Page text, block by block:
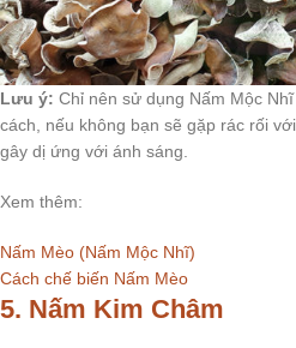
Lưu ý: Chỉ nên sử dụng Nấm Mộc
cách, nếu không bạn sẽ gặp rác rối
gây dị ứng với ánh sáng.
Xem thêm:
Nấm Mèo (Nấm Mộc Nhĩ)
Cách chế biến Nấm Mèo
5. Nấm Kim Châm